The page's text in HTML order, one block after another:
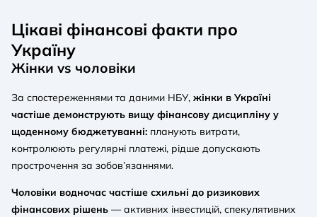
Цікаві фінансові факти про
Україну
Жінки vs чоловіки
За спостереженнями та даними НБУ, жінки в Україні
частіше демонструють вищу фінансову дисципліну у
щоденному бюджетуванні: планують витрати,
контролюють регулярні платежі, рідше допускають
прострочення за зобов’язаннями.
Чоловіки водночас частіше схильні до ризикових
фінансових рішень — активних інвестицій, спекулятивних